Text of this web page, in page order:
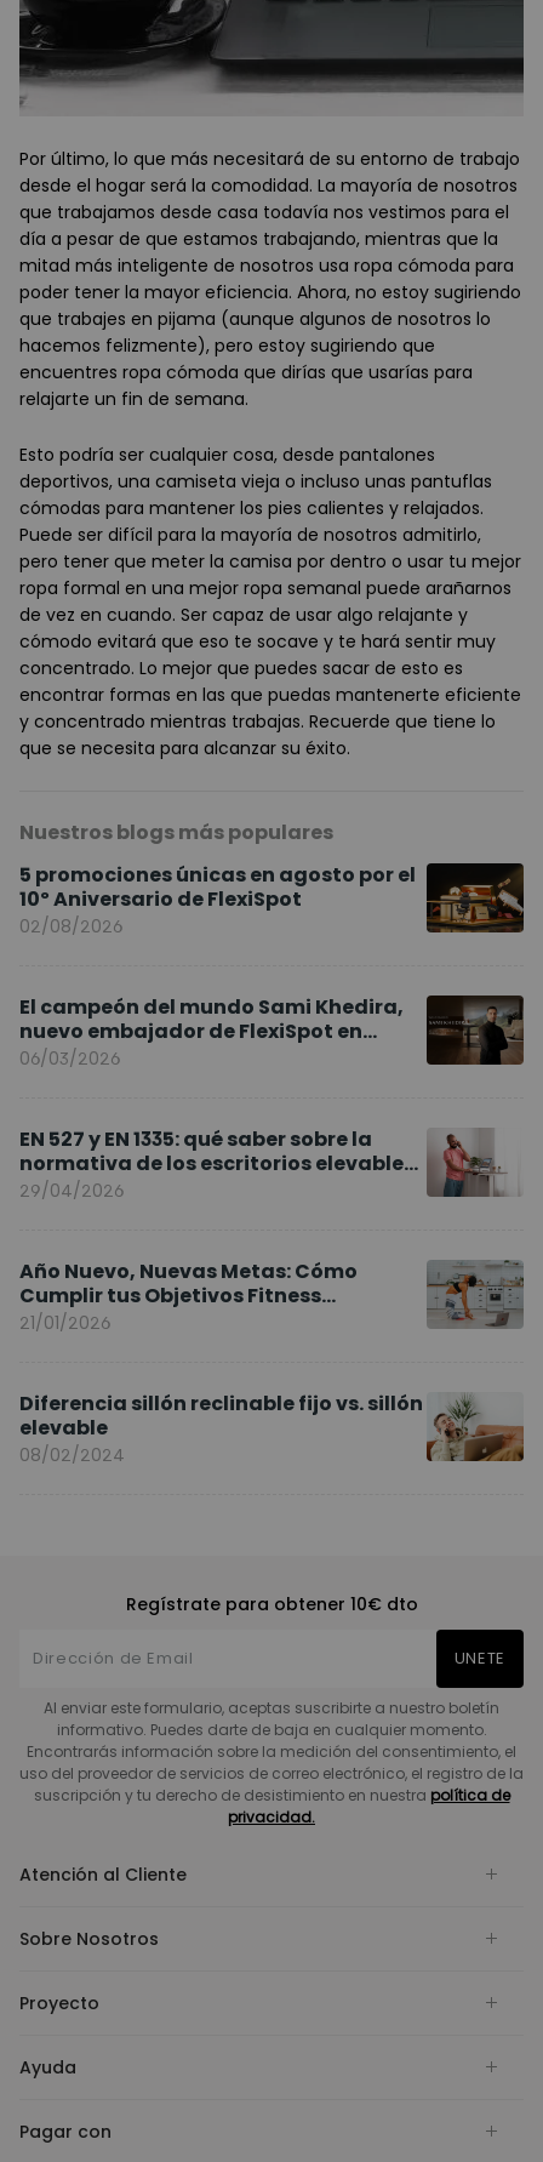
Por último, lo que más necesitará de su entorno de trabajo
desde el hogar será la comodidad. La mayoría de nosotros
que trabajamos desde casa todavía nos vestimos para el
día a pesar de que estamos trabajando, mientras que la
mitad más inteligente de nosotros usa ropa cómoda para
poder tener la mayor eficiencia. Ahora, no estoy sugiriendo
que trabajes en pijama (aunque algunos de nosotros lo
hacemos felizmente), pero estoy sugiriendo que
encuentres ropa cómoda que dirías que usarías para
relajarte un fin de semana.
Esto podría ser cualquier cosa, desde pantalones
deportivos, una camiseta vieja o incluso unas pantuflas
cómodas para mantener los pies calientes y relajados.
Puede ser difícil para la mayoría de nosotros admitirlo,
pero tener que meter la camisa por dentro o usar tu mejor
ropa formal en una mejor ropa semanal puede arañarnos
de vez en cuando. Ser capaz de usar algo relajante y
cómodo evitará que eso te socave y te hará sentir muy
concentrado. Lo mejor que puedes sacar de esto es
encontrar formas en las que puedas mantenerte eficiente
y concentrado mientras trabajas. Recuerde que tiene lo
que se necesita para alcanzar su éxito.
Nuestros blogs más populares
5 promociones únicas en agosto por el
10º Aniversario de FlexiSpot
02/08/2026
El campeón del mundo Sami Khedira,
nuevo embajador de FlexiSpot en
Europa
06/03/2026
EN 527 y EN 1335: qué saber sobre la
normativa de los escritorios elevables
y sillas ergonómicas
29/04/2026
Año Nuevo, Nuevas Metas: Cómo
Cumplir tus Objetivos Fitness
Entrenando en Casa
21/01/2026
Diferencia sillón reclinable fijo vs. sillón
elevable
08/02/2024
Regístrate para obtener 10€ dto
UNETE
Al enviar este formulario, aceptas suscribirte a nuestro boletín
informativo. Puedes darte de baja en cualquier momento.
Encontrarás información sobre la medición del consentimiento, el
uso del proveedor de servicios de correo electrónico, el registro de la
suscripción y tu derecho de desistimiento en nuestra política de
privacidad.
Atención al Cliente
Sobre Nosotros
Proyecto
Ayuda
Pagar con